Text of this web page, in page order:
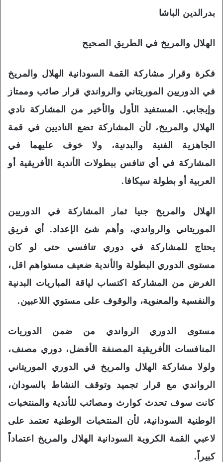
بدرالدين الباشا
الهلال والمريخ في الطريق الصحيح
فكرة وقرار مشاركة القمة السودانية الهلال والمريخ
في الدوريين الموريتاني والرواندي قرار صائب وممتاز
وإيجابي. المستفيد الأول والأخير من المشاركة نادي
الهلال والمريخ، لأن المشاركة تضع الناديين في قمة
الجاهزية الفنية والبدنية، ولا خوف عليهما في
المشاركة في أي تنافس ببطولات الأندية الأفريقية أو
العربية أو بطولة سيكافا.
الهلال والمريخ جنيا ثمار المشاركة في الدوريين
الموريتاني والرواندي، وأهم شئ الإعداد. أي فريق
يحتاج للمشاركة في دوري تنافسي حتى لو كان
مستوى الدوري البطولة والأندية ضعيف مستواهم اقل،
الغرض من المشاركة اكتساب لياقة المباريات البدنية
والنفسية والمعنوية، والوقوف على مستوي اللاعبين.
مستوى الدوري الرواندي من ضمن الدوريات
المنافسات الأفريقية المصنفة الأفضل، دوري مصنف،
ولولا مشاركة الهلال والمريخ في الدوري الموريتاني
الرواندي مع قرار تجميد وتوقف النشاط بالسودان،
كانت سوف تحدث كوارث ومصائب للأندية والمنتخبات
الوطنية السودانية، لأن المنتخبات الوطنية تعتمد على
لاعبي القمة الكروية السودانية الهلال والمريخ اعتماداً
كبيراً.